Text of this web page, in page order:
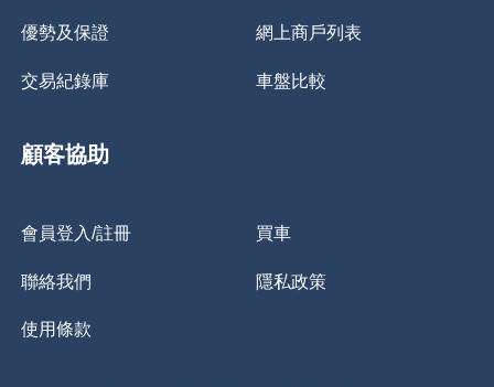
優勢及保證 網上商戶列表
交易紀錄庫 車盤比較
顧客協助
會員登入/註冊 買車
聯絡我們 隱私政策
使用條款